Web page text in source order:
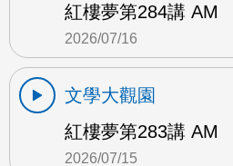
紅樓夢第284講 AM
2026/07/16
文學大觀園
紅樓夢第283講 AM
2026/07/15